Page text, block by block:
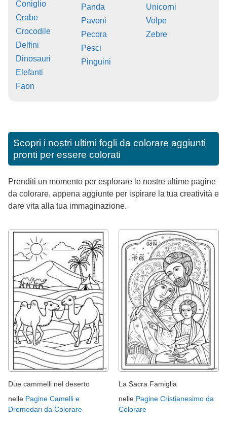
Coniglio
Crabe
Crocodile
Delfini
Dinosauri
Elefanti
Faon
Panda
Pavoni
Pecora
Pesci
Pinguini
Unicorni
Volpe
Zebre
Scopri i nostri ultimi fogli da colorare aggiunti
pronti per essere colorati
Prenditi un momento per esplorare le nostre ultime pagine
da colorare, appena aggiunte per ispirare la tua creatività e
dare vita alla tua immaginazione.
Due cammelli nel deserto
nelle Pagine Camelli e
Dromedari da Colorare
La Sacra Famiglia
nelle Pagine Cristianesimo da
Colorare